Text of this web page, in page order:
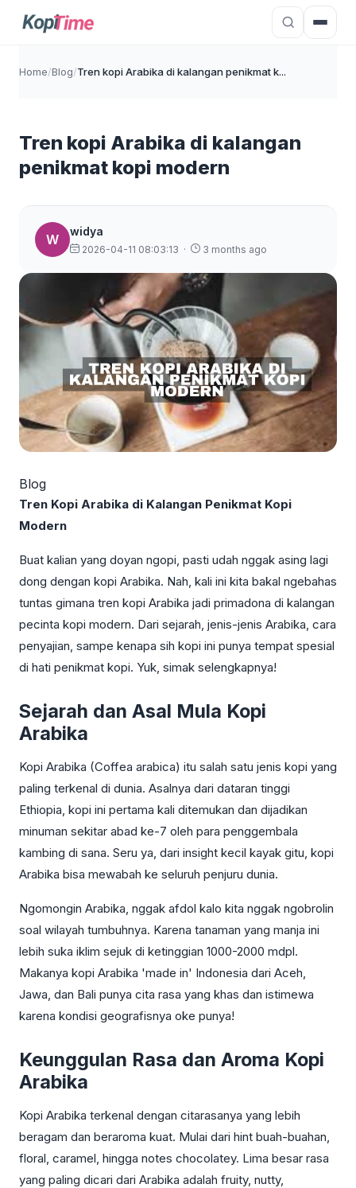
Home/Blog/Tren kopi Arabika di kalangan penikmat k...
Tren kopi Arabika di kalangan
penikmat kopi modern
W
widya
2026-04-11 08:03:13 · 3 months ago
Blog
Tren Kopi Arabika di Kalangan Penikmat Kopi
Modern
Buat kalian yang doyan ngopi, pasti udah nggak asing lagi
dong dengan kopi Arabika. Nah, kali ini kita bakal ngebahas
tuntas gimana tren kopi Arabika jadi primadona di kalangan
pecinta kopi modern. Dari sejarah, jenis-jenis Arabika, cara
penyajian, sampe kenapa sih kopi ini punya tempat spesial
di hati penikmat kopi. Yuk, simak selengkapnya!
Sejarah dan Asal Mula Kopi
Arabika
Kopi Arabika (Coffea arabica) itu salah satu jenis kopi yang
paling terkenal di dunia. Asalnya dari dataran tinggi
Ethiopia, kopi ini pertama kali ditemukan dan dijadikan
minuman sekitar abad ke-7 oleh para penggembala
kambing di sana. Seru ya, dari insight kecil kayak gitu, kopi
Arabika bisa mewabah ke seluruh penjuru dunia.
Ngomongin Arabika, nggak afdol kalo kita nggak ngobrolin
soal wilayah tumbuhnya. Karena tanaman yang manja ini
lebih suka iklim sejuk di ketinggian 1000-2000 mdpl.
Makanya kopi Arabika 'made in' Indonesia dari Aceh,
Jawa, dan Bali punya cita rasa yang khas dan istimewa
karena kondisi geografisnya oke punya!
Keunggulan Rasa dan Aroma Kopi
Arabika
Kopi Arabika terkenal dengan citarasanya yang lebih
beragam dan beraroma kuat. Mulai dari hint buah-buahan,
floral, caramel, hingga notes chocolatey. Lima besar rasa
yang paling dicari dari Arabika adalah fruity, nutty,